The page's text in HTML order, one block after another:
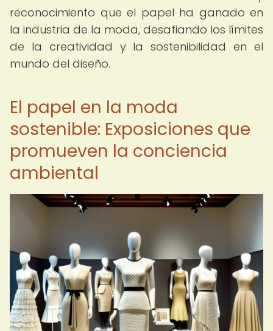
reconocimiento que el papel ha ganado en
la industria de la moda, desafiando los límites
de la creatividad y la sostenibilidad en el
mundo del diseño.
El papel en la moda
sostenible: Exposiciones que
promueven la conciencia
ambiental